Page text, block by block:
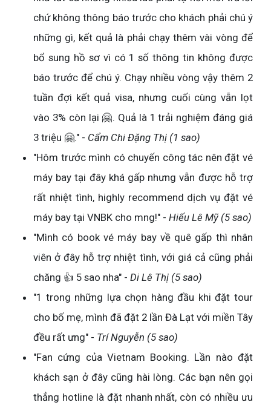
chứ không thông báo trước cho khách phải chú ý
những gì, kết quả là phải chạy thêm vài vòng để
bổ sung hồ sơ vì có 1 số thông tin không được
báo trước để chú ý. Chạy nhiều vòng vậy thêm 2
tuần đợi kết quả visa, nhưng cuối cùng vẫn lọt
vào 3% còn lại 🤗. Quả là 1 trải nghiệm đáng giá
3 triệu 🤗." - Cẩm Chi Đặng Thị (1 sao)
"Hôm trước mình có chuyến công tác nên đặt vé
máy bay tại đây khá gấp nhưng vẫn được hỗ trợ
rất nhiệt tình, highly recommend dịch vụ đặt vé
máy bay tại VNBK cho mng!" - Hiếu Lê Mỹ (5 sao)
"Mình có book vé máy bay về quê gấp thì nhân
viên ở đây hỗ trợ nhiệt tình, với giá cả cũng phải
chăng 👍 5 sao nha" - Di Lê Thị (5 sao)
"1 trong những lựa chọn hàng đầu khi đặt tour
cho bố mẹ, mình đã đặt 2 lần Đà Lạt với miền Tây
đều rất ưng" - Trí Nguyễn (5 sao)
"Fan cứng của Vietnam Booking. Lần nào đặt
khách sạn ở đây cũng hài lòng. Các bạn nên gọi
thẳng hotline là đặt nhanh nhất, còn có nhiều ưu